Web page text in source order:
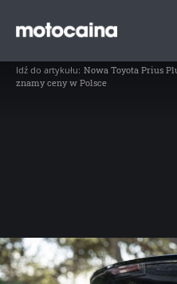
Nowa Toyota Prius Plug-in
zdjęcie 40
Idź do artykułu: Nowa Toyota Prius
znamy ceny w Polsce
Polityka prywatności